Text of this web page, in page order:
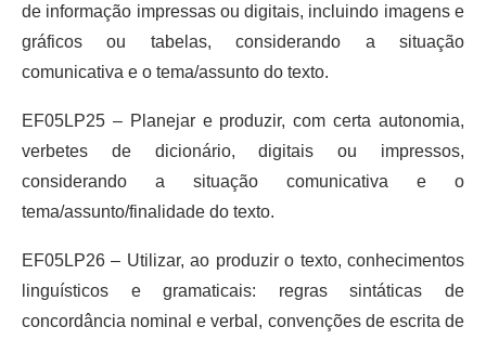
de informação impressas ou digitais, incluindo imagens e
gráficos ou tabelas, considerando a situação
comunicativa e o tema/assunto do texto.
EF05LP25 – Planejar e produzir, com certa autonomia,
verbetes de dicionário, digitais ou impressos,
considerando a situação comunicativa e o
tema/assunto/finalidade do texto.
EF05LP26 – Utilizar, ao produzir o texto, conhecimentos
linguísticos e gramaticais: regras sintáticas de
concordância nominal e verbal, convenções de escrita de